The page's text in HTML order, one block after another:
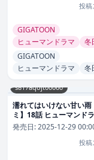
投稿
GIGATOON
ヒューマンドラマ
冬
GIGATOON
ヒューマンドラマ
冬
s817aqojt00060
濡れてはいけない甘い雨
ミ】18話 ヒューマンド
発売日:2025-12-29
投稿